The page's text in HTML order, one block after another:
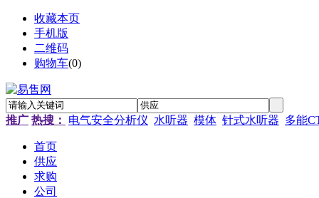
收藏本页
手机版
二维码
购物车(0)
推广 热搜： 电气安全分析仪 水听器 模体 针式水听器 多能
首页
供应
求购
公司